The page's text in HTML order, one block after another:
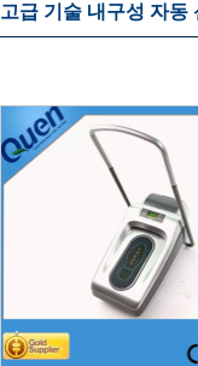
고급 기술 내구성 자동